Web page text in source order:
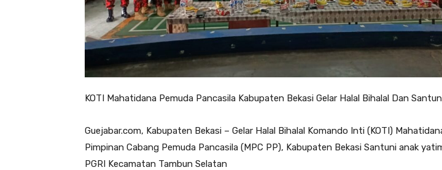
KOTI Mahatidana Pemuda Pancasila Kabupaten Bekasi Gelar Halal Bihalal Dan
Guejabar.com, Kabupaten Bekasi – Gelar Halal Bihalal Komando Inti (KOTI)
Pimpinan Cabang Pemuda Pancasila (MPC PP), Kabupaten Bekasi Santuni anak
PGRI Kecamatan Tambun Selatan